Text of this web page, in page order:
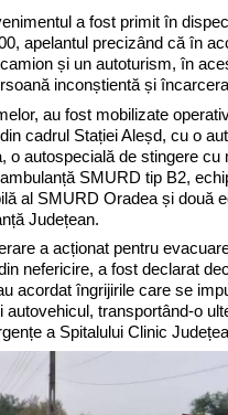
a fost primit în
apelantul precizând că în
și un autoturism, în
inconștientă și
au fost mobilizate
cadrul Stației Aleșd, cu o
o autospecială de stingere cu
SMURD tip B2,
al SMURD Oradea și două
Județean.
a acționat pentru
nefericire, a fost declarat
acordat îngrijirile care se
transportând-o
a Spitalului Clinic